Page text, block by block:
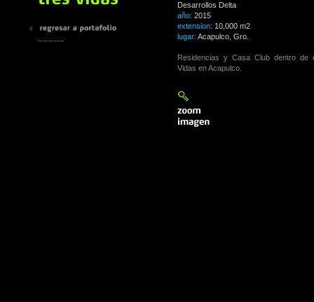
Desarrollos Delta
año: 2015
extension: 10,000 m2
lugar: Acapulco, Gro.
Residencias y Casa Club dentro de
Vidas en Acapulco.